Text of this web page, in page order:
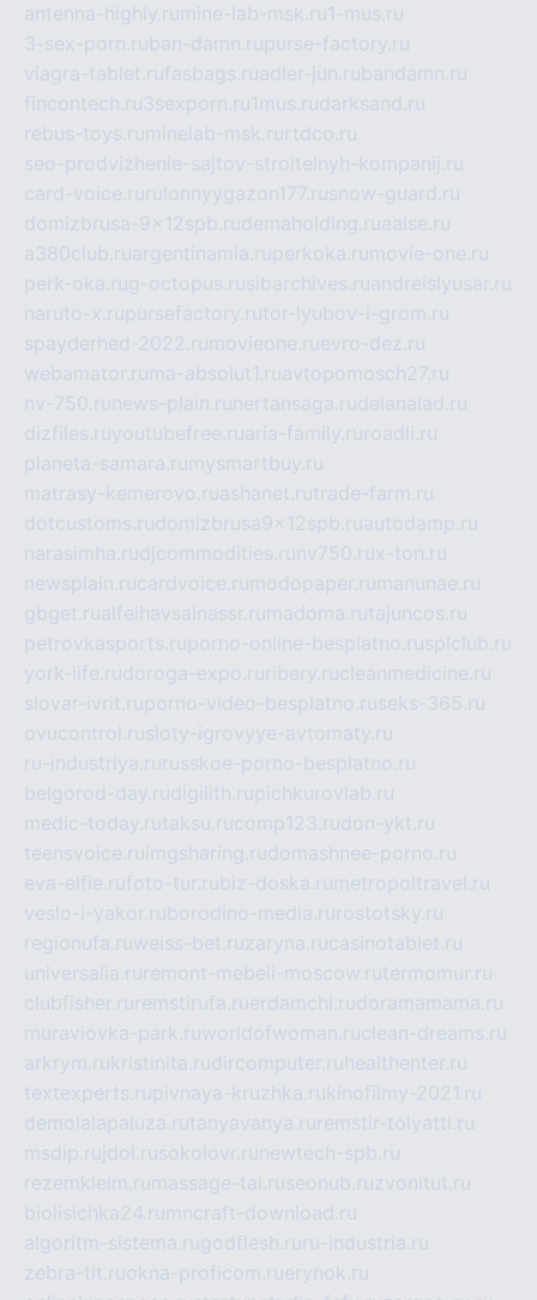
antenna-highly.ru mine-lab-msk.ru1-mus.ru
3-sex-porn.ruban-damn.rupurse-factory.ru
viagra-tablet.rufasbags.ruadler-jun.rubandamn.ru
fincontech.ru3sexporn.ru1mus.rudarksand.ru
rebus-toys.ru minelab-msk.ru rtdco.ru
seo-prodvizhenie-sajtov-stroitelnyh-kompanij.ru
card-voice.ru rulonnyygazon177.rusnow-guard.ru
domizbrusa-9x12spb.rudemaholding.ruaalse.ru
a380club.ruargentinamia.ruperkoka.ru movie-one.ru
perk-oka.rug-octopus.rusibarchives.ruandreislyusar.ru
naruto-x.rupursefactory.rutor-lyubov-i-grom.ru
spayderhed-2022.ru movieone.ruevro-dez.ru
webamator.ru ma-absolut1.ruavtopomosch27.ru
nv-750.ru news-plain.ru nertansaga.rudelanalad.ru
dizfiles.ruyoutubefree.ruaria-family.ru roadli.ru
planeta-samara.ru mysmartbuy.ru
matrasy-kemerovo.ruashanet.rutrade-farm.ru
dotcustoms.rudomizbrusa9x12spb.ruautodamp.ru
narasimha.rudjcommodities.ru nv750.rux-ton.ru
newsplain.rucardvoice.ru modopaper.ru manunae.ru
gbget.rualfeihavsalnassr.ru madoma.rutajuncos.ru
petrovkasports.ruporno-online-besplatno.rusplclub.ru
york-life.rudoroga-expo.ru ribery.rucleanmedicine.ru
slovar-ivrit.ruporno-video-besplatno.ruseks-365.ru
ovucontrol.rusloty-igrovyye-avtomaty.ru
ru-industriya.ru russkoe-porno-besplatno.ru
belgorod-day.rudigilith.rupichkurovlab.ru
medic-today.rutaksu.rucomp123.rudon-ykt.ru
teensvoice.ru imgsharing.rudomashnee-porno.ru
eva-elfie.rufoto-tur.rubiz-doska.ru metropoltravel.ru
veslo-i-yakor.ruborodino-media.ru rostotsky.ru
regionufa.ruweiss-bet.ruzaryna.rucasinotablet.ru
universalia.ru remont-mebeli-moscow.rutermomur.ru
clubfisher.ru remstirufa.ruerdamchi.rudoramamama.ru
muraviovka-park.ruworldofwoman.ruclean-dreams.ru
arkrym.rukristinita.rudircomputer.ru healthenter.ru
textexperts.rupivnaya-kruzhka.rukinofilmy-2021.ru
demolalapaluza.rutanyavanya.ru remstir-tolyatti.ru
msdip.ru jdol.rusokolovr.ru newtech-spb.ru
rezemkleim.ru massage-tai.ruseonub.ruzvonitut.ru
biolisichka24.ru mncraft-download.ru
algoritm-sistema.rugodflesh.ru ru-industria.ru
zebra-tlt.ruokna-proficom.ruerynok.ru